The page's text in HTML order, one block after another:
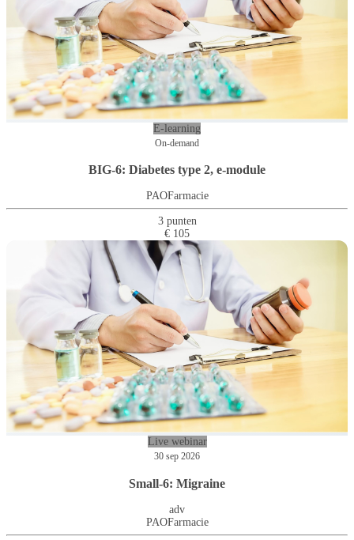
E-learning
On-demand
BIG-6: Diabetes type 2, e-module
PAOFarmacie
3 punten
€ 105
Live webinar
30 sep 2026
Small-6: Migraine
adv
PAOFarmacie